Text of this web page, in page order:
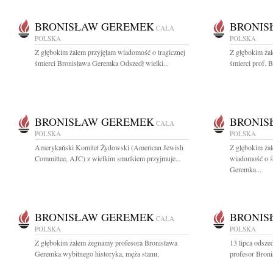
BRONISŁAW GEREMEK CAŁA
POLSKA
Z głębokim żalem przyjęłam wiadomość o tragicznej
śmierci Bronisława Geremka Odszedł wielki...
POLSKA
Z głębokim
śmierci prof.
BRONISŁAW GEREMEK CAŁA
POLSKA
Amerykański Komitet Żydowski (American Jewish
Committee, AJC) z wielkim smutkiem przyjmuje...
POLSKA
Z głębokim
wiadomość o
Geremka...
BRONISŁAW GEREMEK CAŁA
POLSKA
Z głębokim żalem żegnamy profesora Bronisława
Geremka wybitnego historyka, męża stanu,
POLSKA
13 lipca
profesor